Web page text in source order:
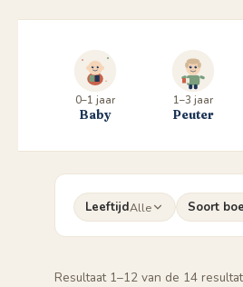
0–1 jaar
Baby
1–3 jaar
Peuter
LeeftijdAlle Soort
Resultaat 1–12 van de 14